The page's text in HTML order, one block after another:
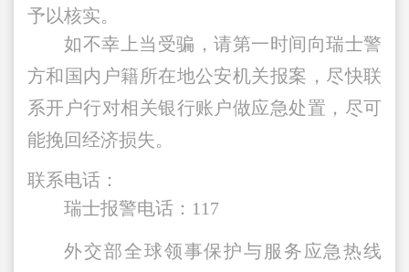
予以核实。
如不幸上当受骗，请第一时间向瑞士警
方和国内户籍所在地公安机关报案，尽快联
系开户行对相关银行账户做应急处置，尽可
能挽回经济损失。
联系电话：
瑞士报警电话：117
外交部全球领事保护与服务应急热线